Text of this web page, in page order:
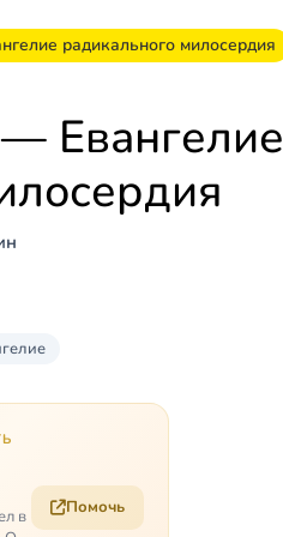
радикального милосердия
Евангелие
в
Помочь